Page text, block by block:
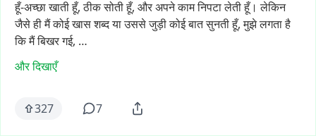
हूँ-अच्छाखातीहूँ, ठीकसोतीहूँ, औरअपनेकामनिपटालेतीहूँ। लेकिन
जैसेहीमैंकोईखासशब्दयाउससेजुड़ीकोईबातसुनतीहूँ, मुझेलगताहै
किमैंबिखरगई, …
और दिखाएँ
327 7